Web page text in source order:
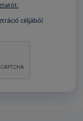
céljából